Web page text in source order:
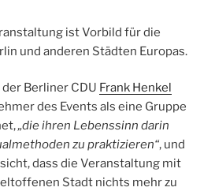
ist Vorbild für die
und anderen Städten Europas.
Berliner CDU Frank Henkel
des Events als eine Gruppe
„die ihren Lebenssinn darin
zu praktizieren“, und
dass die Veranstaltung mit
Stadt nichts mehr zu